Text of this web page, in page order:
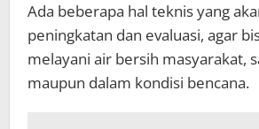
Ada beberapa hal teknis yang
peningkatan dan evaluasi, agar
melayani air bersih masyarakat,
maupun dalam kondisi bencana.